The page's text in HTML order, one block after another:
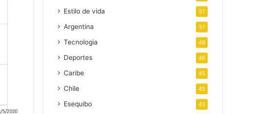
Estilo de vida 51
Argentina 51
Tecnologia 49
Deportes 46
Caribe 45
Chile 45
Esequibo 43